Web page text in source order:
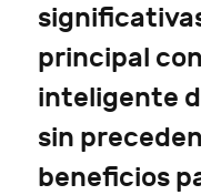
principal
inteligente
sin
beneficios